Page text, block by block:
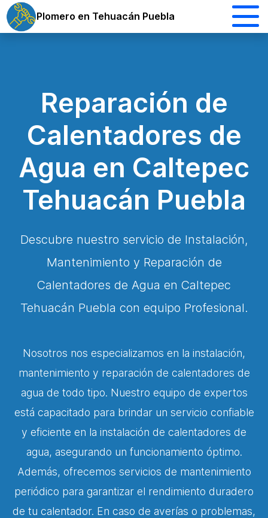
Plomero en Tehuacán Puebla
Reparación de
Calentadores de
Agua en Caltepec
Tehuacán Puebla
Descubre nuestro servicio de Instalación,
Mantenimiento y Reparación de
Calentadores de Agua en Caltepec
Tehuacán Puebla con equipo Profesional.
Nosotros nos especializamos en la instalación,
mantenimiento y reparación de calentadores de
agua de todo tipo. Nuestro equipo de expertos
está capacitado para brindar un servicio confiable
y eficiente en la instalación de calentadores de
agua, asegurando un funcionamiento óptimo.
Además, ofrecemos servicios de mantenimiento
periódico para garantizar el rendimiento duradero
de tu calentador. En caso de averías o problemas,